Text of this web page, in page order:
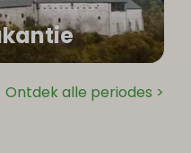
Ontdek alle periodes >